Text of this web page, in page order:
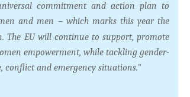
commitment and action plan to
and men – which marks this year the
The EU will continue to support, promote
empowerment, while tackling gender-
conflict and emergency situations."